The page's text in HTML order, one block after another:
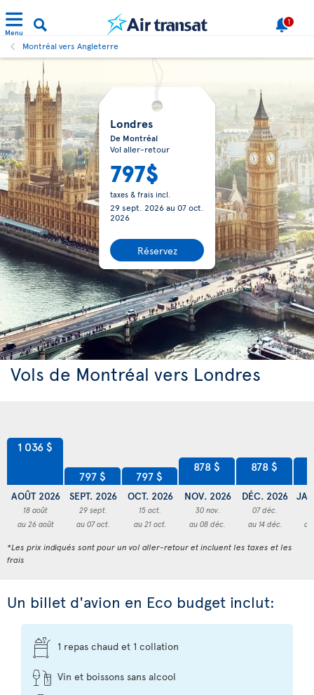
Menu
1
Montréal vers Angleterre
Londres
De Montréal
Vol aller-retour
797$
taxes & frais incl.
29 sept. 2026au 07 oct.
2026
Réservez
Vols de Montréal vers Londres
1 036 $
AOÛT 2026
18 août
au 26 août
797 $
SEPT. 2026
29 sept.
au 07 oct.
797 $
OCT. 2026
15 oct.
au 21 oct.
878 $
NOV. 2026
30 nov.
au 08 déc.
878 $
DÉC. 2026
07 déc.
au 14 déc.
*Les prix indiqués sont pour un vol aller-retour et incluent les taxes et les
frais
Un billet d'avion en Eco budget inclut:
1 repas chaud et 1 collation
Vin et boissons sans alcool